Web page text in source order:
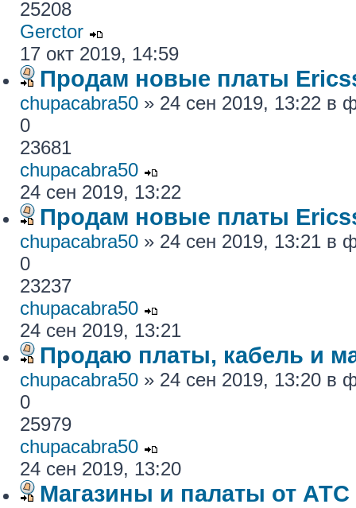
25208
Gerctor
17 окт 2019, 14:59
Продам новые платы
chupacabra50 » 24 сен 2019, 13:22 в
0
23681
chupacabra50
24 сен 2019, 13:22
Продам новые платы
chupacabra50 » 24 сен 2019, 13:21 в
0
23237
chupacabra50
24 сен 2019, 13:21
Продаю платы, кабель и
chupacabra50 » 24 сен 2019, 13:20 в
0
25979
chupacabra50
24 сен 2019, 13:20
Магазины и палаты от